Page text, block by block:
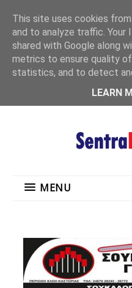
MENU
This site uses cookies
and to analyze traffic. Your
shared with Google along
metrics to ensure quality
statistics, and to detect
LEARN